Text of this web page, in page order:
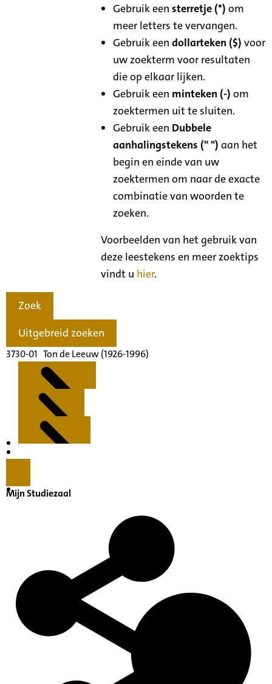
Gebruik eensterretje (*) om
meer letters te vervangen.
Gebruik eendollarteken ($) voor
uw zoekterm voor resultaten
die op elkaar lijken.
Gebruik een minteken (-) om
zoektermen uit te sluiten.
Gebruik een Dubbele
aanhalingstekens (" ") aan het
begin en einde van uw
zoektermen om naar de exacte
combinatie van woorden te
zoeken.
Voorbeelden van het gebruik van
deze leestekens en meer zoektips
vindt u hier.
Zoek
Uitgebreid zoeken
3730-01 Ton de Leeuw (1926-1996)
Inventaris
Mijn Studiezaal